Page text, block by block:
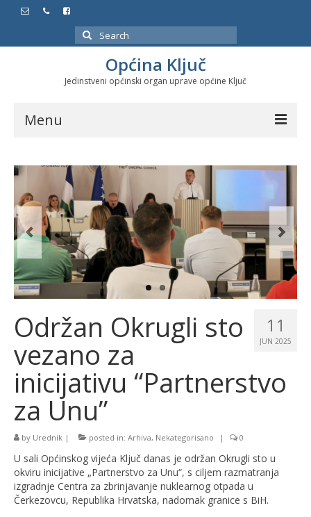
Search
for:
Općina Ključ
Jedinstveni općinski organ uprave općine Ključ
Menu
Službeni glasnici
Javne nabavke
Značajni datumi i manifestacije
Program energetske efikasnosti u stambenom
sektoru
11
JUN 2025
Održan Okrugli sto
vezano za
inicijativu “Partnerstvo
za Unu”
by Urednik | posted in: Arhiva, Nekategorisano | 0
U sali Općinskog vijeća Ključ danas je održan Okrugli sto u
okviru inicijative „Partnerstvo za Unu“, s ciljem razmatranja
izgradnje Centra za zbrinjavanje nuklearnog otpada u
Čerkezovcu, Republika Hrvatska, nadomak granice s BiH.